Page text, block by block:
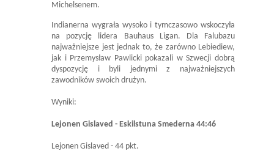
Michelsenem.
Indianerna wygrała wysoko i tymczasowo wskoczyła
na pozycję lidera Bauhaus Ligan. Dla Falubazu
najważniejsze jest jednak to, że zarówno Lebiediew,
jak i Przemysław Pawlicki pokazali w Szwecji dobrą
dyspozycję i byli jednymi z najważniejszych
zawodników swoich drużyn.
Wyniki:
Lejonen Gislaved - Eskilstuna Smederna 44:46
Lejonen Gislaved - 44 pkt.